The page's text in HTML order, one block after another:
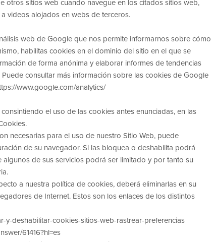
otros sitios web cuando navegue en los citados sitios web,
videos alojados en webs de terceros.
web de Google que nos permite informarnos sobre cómo
habilitas cookies en el dominio del sitio en el que se
de forma anónima y elaborar informes de tendencias
consultar más información sobre las cookies de Google
www.google.com/analytics/
el uso de las cookies antes enunciadas, en las
necesarias para el uso de nuestro Sitio Web, puede
de su navegador. Si las bloquea o deshabilita podrá
de sus servicios podrá ser limitado y por tanto su
a nuestra política de cookies, deberá eliminarlas en su
de Internet. Estos son los enlaces de los distintos
deshabilitar-cookies-sitios-web-rastrear-preferencias
61416?hl=es